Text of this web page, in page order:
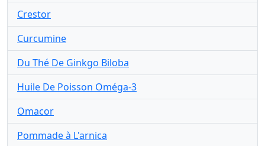
Crestor
Curcumine
Du Thé De Ginkgo Biloba
Huile De Poisson Oméga-3
Omacor
Pommade à L'arnica